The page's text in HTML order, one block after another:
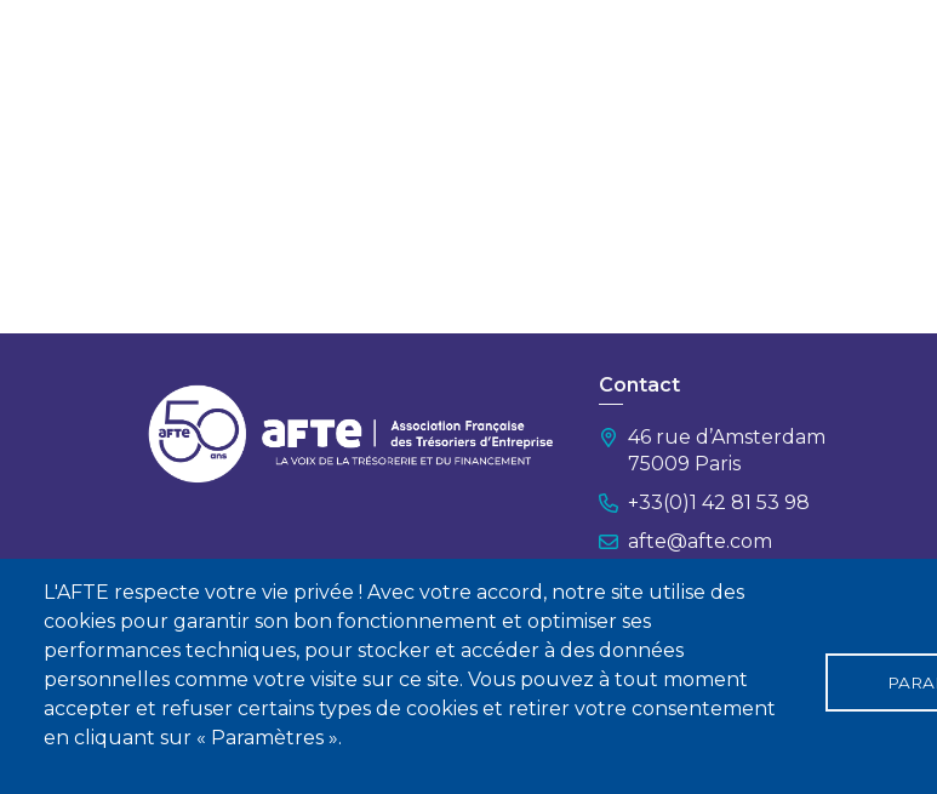
L'AFTE respecte votre vie privée ! Avec votre accord, notre site utilise des
cookies pour garantir son bon fonctionnement et optimiser ses
performances techniques, pour stocker et accéder à des données
personnelles comme votre visite sur ce site. Vous pouvez à tout moment
accepter et refuser certains types de cookies et retirer votre consentement
en cliquant sur « Paramètres ».
Contact
46 rue d’Amsterdam
75009 Paris
+33(0)1 42 81 53 98
afte@afte.com
Nous contacter